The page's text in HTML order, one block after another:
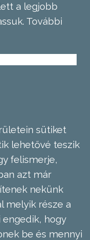
a legjobb
További
sütiket
lehetővé teszik
felismerje,
azt már
nekünk
melyik része a
hogy
be és mennyi